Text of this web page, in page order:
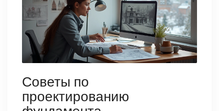
Советы по
проектированию